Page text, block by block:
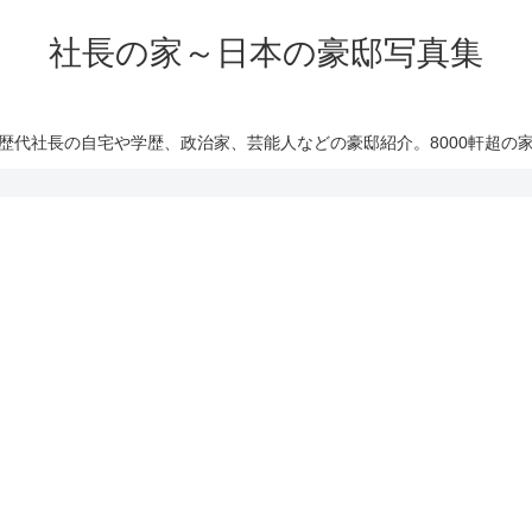
社長の家～日本の豪邸写真集
代社長の自宅や学歴、政治家、芸能人などの豪邸紹介。8000軒超の家